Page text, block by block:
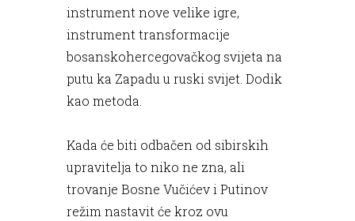
instrument nove velike igre,
instrument transformacije
bosanskohercegovačkog svijeta na
putu ka Zapadu u ruski svijet. Dodik
kao metoda.
Kada će biti odbačen od sibirskih
upravitelja to niko ne zna, ali
trovanje Bosne Vučićev i Putinov
režim nastavit će kroz ovu